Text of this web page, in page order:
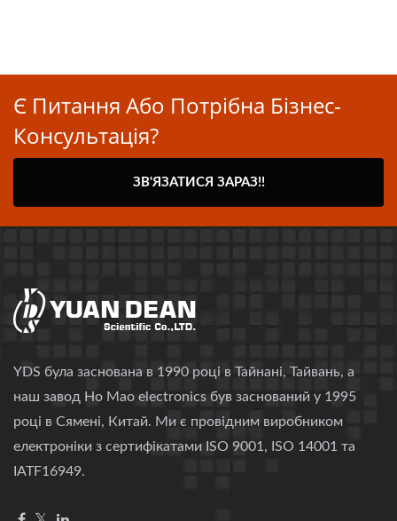
Є Питання Або Потрібна Бізнес-
Консультація?
ЗВ'ЯЗАТИСЯ ЗАРАЗ!!
YDS була заснована в 1990 році в Тайнані, Тайвань, а
наш завод Ho Mao electronics був заснований у 1995
році в Сямені, Китай. Ми є провідним виробником
електроніки з сертифікатами ISO 9001, ISO 14001 та
IATF16949.